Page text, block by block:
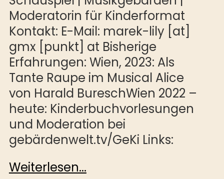
Moderatorin für Kinderformat
Kontakt: E-Mail: marek-lily [at]
gmx [punkt] at Bisherige
Erfahrungen: Wien, 2023: Als
Tante Raupe im Musical Alice
von Harald BureschWien 2022 –
heute: Kinderbuchvorlesungen
und Moderation bei
gebärdenwelt.tv/GeKi Links:
Weiterlesen...